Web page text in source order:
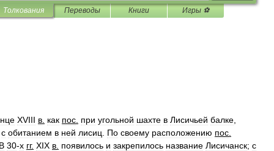
Толкования Переводы Книги Игры ⚽
XVIII в как пос при угольной шахте в Лисичьей балке
с обитанием в ней лисиц По своему расположению пос
30-х гг. XIX в появилось и закрепилось название Лисичанск; с